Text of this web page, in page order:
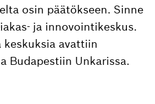
osin päätökseen. Sinne
ja innovointikeskus.
keskuksia avattiin
Budapestiin Unkarissa.